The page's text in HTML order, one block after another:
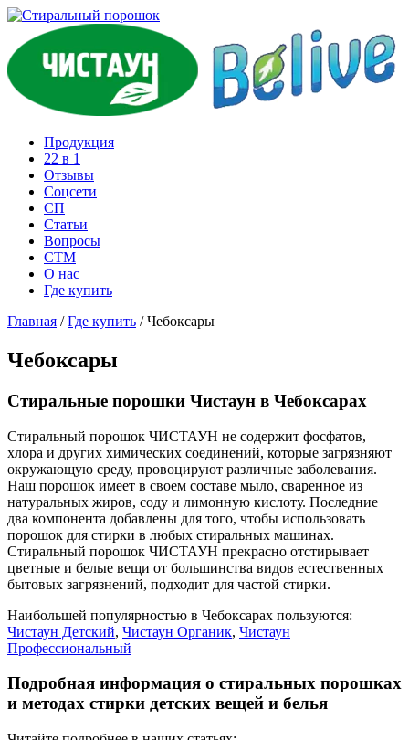
Продукция
22 в 1
Отзывы
Соцcети
СП
Статьи
Вопросы
СТМ
О нас
Где купить
Главная /Где купить /Чебоксары
Чебоксары
Стиральные порошки Чистаун в Чебоксарах
Стиральный порошок ЧИСТАУН не содержит фосфатов,
хлора и других химических соединений, которые загрязняют
окружающую среду, провоцируют различные заболевания.
Наш порошок имеет в своем составе мыло, сваренное из
натуральных жиров, соду и лимонную кислоту. Последние
два компонента добавлены для того, чтобы использовать
порошок для стирки в любых стиральных машинах.
Стиральный порошок ЧИСТАУН прекрасно отстирывает
цветные и белые вещи от большинства видов естественных
бытовых загрязнений, подходит для частой стирки.
Наибольшей популярностью в Чебоксарах пользуются:
Чистаун Детский, Чистаун Органик, Чистаун
Профессиональный
Подробная информация о стиральных порошках
и методах стирки детских вещей и белья